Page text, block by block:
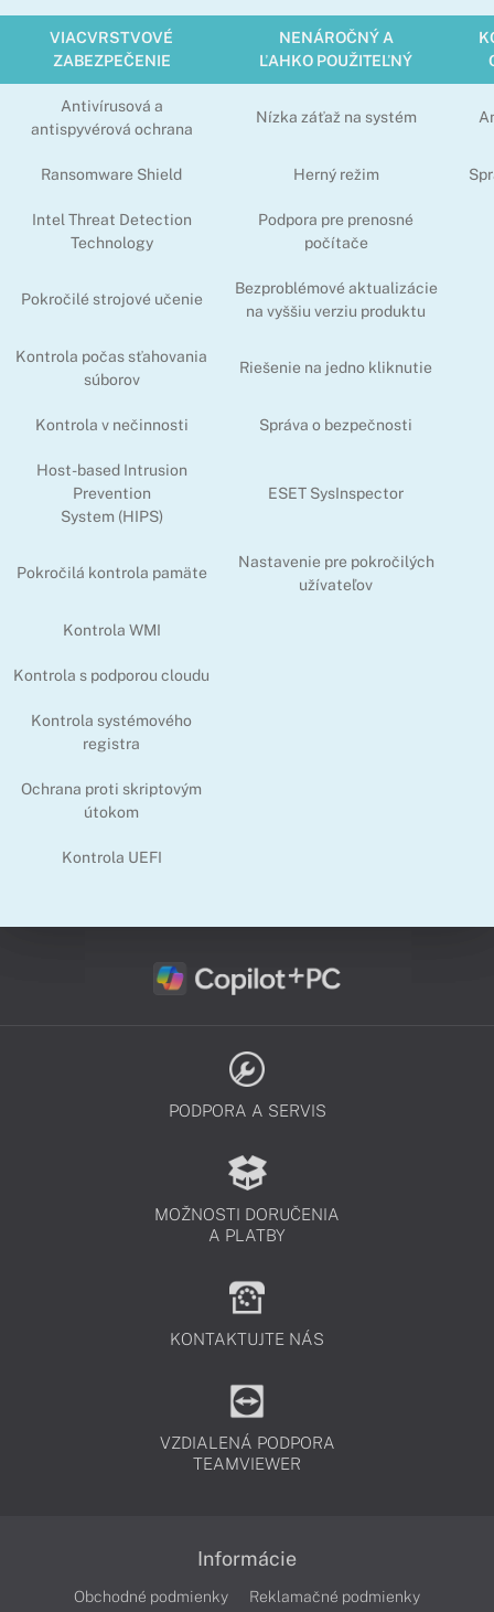
VIACVRSTVOVÉ
ZABEZPEČENIE
NENÁROČNÝ A
ĽAHKO POUŽITEĽNÝ
Antivírusová a
antispyvérová ochrana
Nízka záťaž na systém
Ransomware Shield Herný režim
Intel Threat Detection
Technology
Podpora pre prenosné
počítače
Pokročilé strojové učenie
Bezproblémové aktualizácie
na vyššiu verziu produktu
Kontrola počas sťahovania
súborov
Riešenie na jedno kliknutie
Kontrola v nečinnosti Správa o bezpečnosti
Host-based Intrusion
Prevention
System (HIPS)
ESET SysInspector
Pokročilá kontrola pamäte
Nastavenie pre pokročilých
užívateľov
Kontrola WMI
Kontrola s podporou cloudu
Kontrola systémového
registra
Ochrana proti skriptovým
útokom
Kontrola UEFI
PODPORA A SERVIS
MOŽNOSTI DORUČENIA
A PLATBY
KONTAKTUJTE NÁS
VZDIALENÁ PODPORA
TEAMVIEWER
Informácie
Obchodné podmienky
Reklamačné podmienky